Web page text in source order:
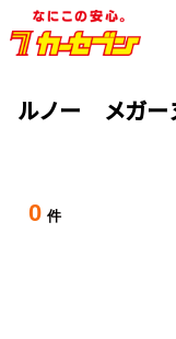
ルノー メガー
0 件